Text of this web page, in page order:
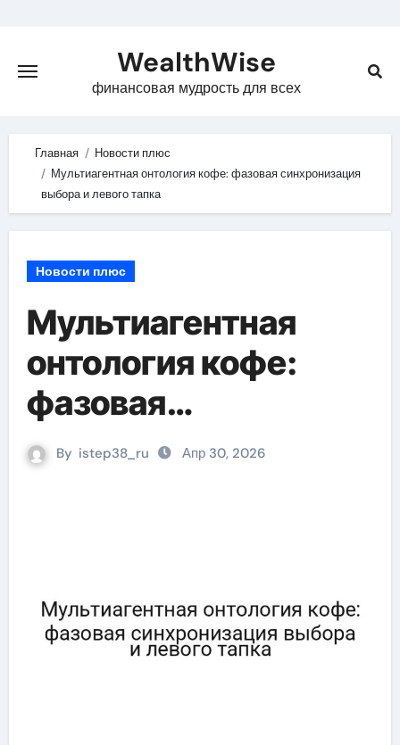
content
WealthWise
финансовая мудрость для всех
Главная
Новости плюс
Мультиагентная онтология кофе: фазовая синхронизация
выбора и левого тапка
Новости плюс
Мультиагентная
онтология кофе:
фазовая
синхронизация
By istep38_ru Апр 30, 2026